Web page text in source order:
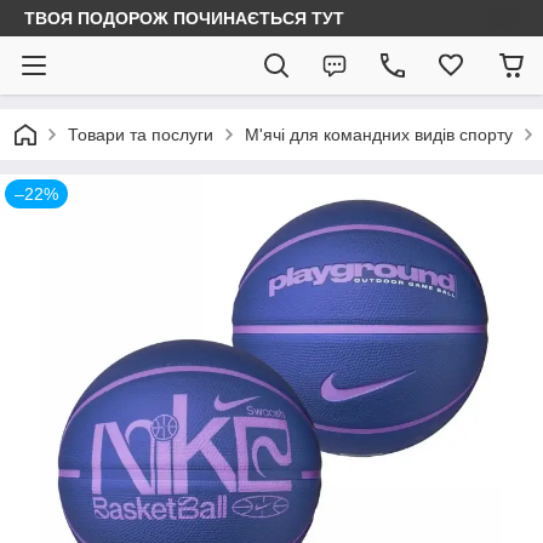
ТВОЯ ПОДОРОЖ ПОЧИНАЄТЬСЯ ТУТ
Товари та послуги М'ячі для командних видів спорту
–22%